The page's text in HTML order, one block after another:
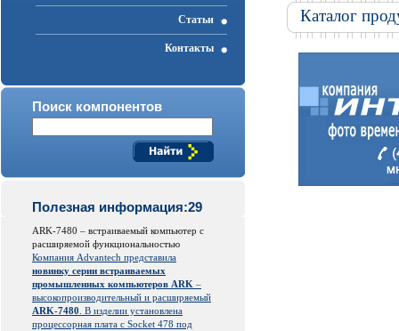
Статьи
Контакты
Поиск компонентов
Полезная информация:29
ARK-7480 – встраиваемый компьютер с
расширяемой функциональностью
Компания Advantech представила
новинку серии встраиваемых
промышленных компьютеров ARK –
высокопроизводительный и расширяемый
ARK-7480 . В изделии установлена
процессорная плата с Socket 478 под
Каталог